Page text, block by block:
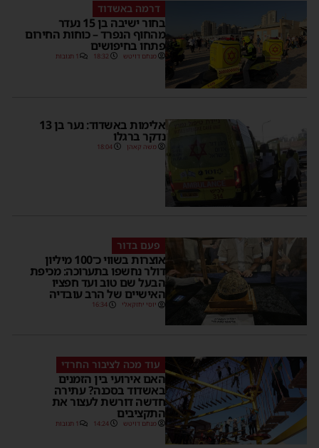
דרמה באשדוד
בחור ישיבה בן 15 נעדר
מהחוף הנפרד – כוחות החירום
פתחו בחיפושים
מנחם דויטש 18:32 1 תגובות
אלימות באשדוד: נער בן 13
נדקר ברגלו
משה קאהן 18:04
פעם בדור
אוצרות בשווי כ־100 מיליון
דולר נחשפו בתערוכה: מכיפת
הבעל שם טוב ועד חפציו
האישיים של הרב עובדיה
יוסי יחזקאלי 16:34
עוד מכה לציבור החרדי
האם אירועי בין הזמנים
באשדוד בסכנה? עתירה
חדשה דורשת לעצור את
התקציבים
מנחם דויטש 14:24 1 תגובות